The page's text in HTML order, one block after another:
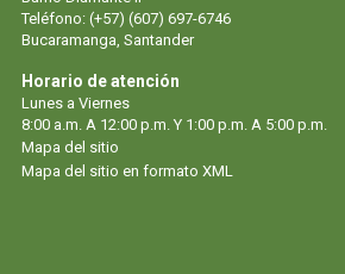
Teléfono: (+57) (607) 697-6746
Bucaramanga, Santander
Horario de atención
Lunes a Viernes
8:00 a.m. A 12:00 p.m. Y 1:00 p.m. A 5:00 p.m.
Mapa del sitio
Mapa del sitio en formato XML